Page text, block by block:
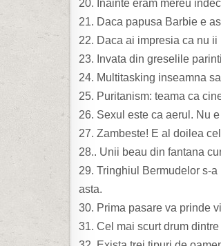
20. Inainte eram mereu
21. Daca papusa Barbie e
22. Daca ai impresia ca nu
23. Invata din greselile
24. Multitasking inseamna
25. Puritanism: teama ca
26. Sexul este ca aerul. Nu
27. Zambeste! E al doilea
28.. Unii beau din fantana
29. Tringhiul Bermudelor s-
asta.
30. Prima pasare va prinde
31. Cel mai scurt drum